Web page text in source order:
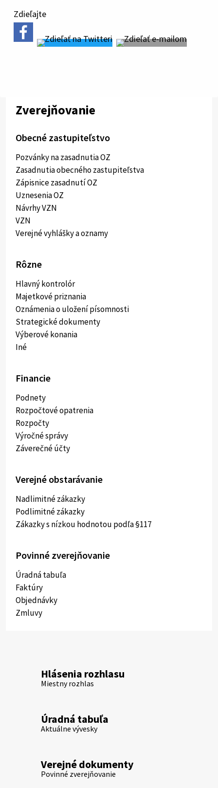
Zdieľajte
Zverejňovanie
Obecné zastupiteľstvo
Pozvánky na zasadnutia OZ
Zasadnutia obecného zastupiteľstva
Zápisnice zasadnutí OZ
Uznesenia OZ
Návrhy VZN
VZN
Verejné vyhlášky a oznamy
Rôzne
Hlavný kontrolór
Majetkové priznania
Oznámenia o uložení písomnosti
Strategické dokumenty
Výberové konania
Iné
Financie
Podnety
Rozpočtové opatrenia
Rozpočty
Výročné správy
Záverečné účty
Verejné obstarávanie
Nadlimitné zákazky
Podlimitné zákazky
Zákazky s nízkou hodnotou podľa §117
Povinné zverejňovanie
Úradná tabuľa
Faktúry
Objednávky
Zmluvy
Hlásenia rozhlasu
Miestny rozhlas
Úradná tabuľa
Aktuálne vývesky
Verejné dokumenty
Povinné zverejňovanie